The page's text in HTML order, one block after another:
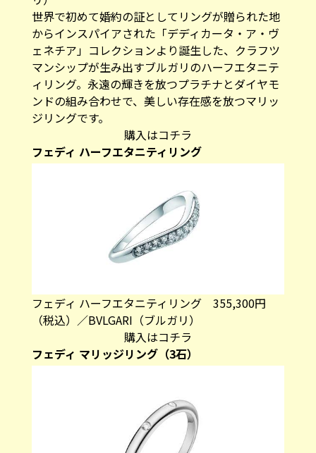
世界で初めて婚約の証としてリングが贈られた地
からインスパイアされた「デディカータ・ア・ヴ
ェネチア」コレクションより誕生した、クラフツ
マンシップが生み出すブルガリのハーフエタニテ
ィリング。永遠の輝きを放つプラチナとダイヤモ
ンドの組み合わせで、美しい存在感を放つマリッ
ジリングです。
購入はコチラ
フェディ ハーフエタニティリング
フェディ ハーフエタニティリング 355,300円
（税込）／BVLGARI（ブルガリ）
購入はコチラ
フェディ マリッジリング（3石）